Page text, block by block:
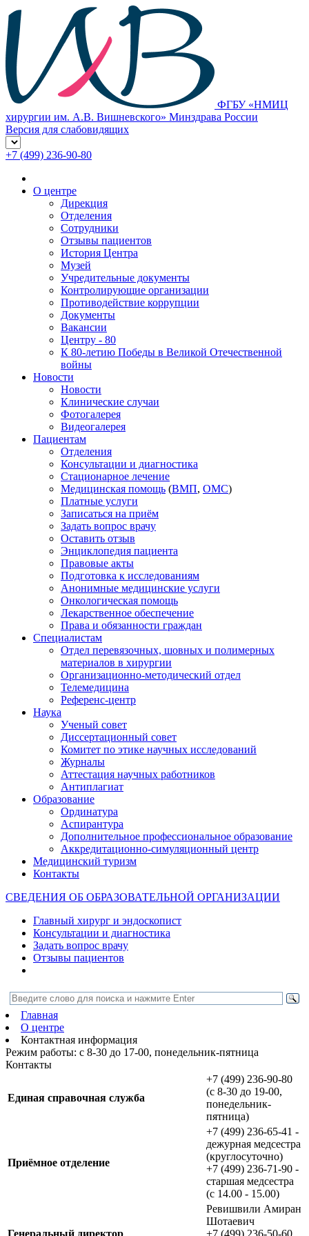
ФГБУ «НМИЦ
хирургии им. А.В. Вишневского» Минздрава России
Версия для слабовидящих
+7 (499) 236-90-80
О центре
Дирекция
Отделения
Сотрудники
Отзывы пациентов
История Центра
Музей
Учредительные документы
Контролирующие организации
Противодействие коррупции
Документы
Вакансии
Центру - 80
К 80-летию Победы в Великой Отечественной
войны
Новости
Новости
Клинические случаи
Фотогалерея
Видеогалерея
Пациентам
Отделения
Консультации и диагностика
Стационарное лечение
Медицинская помощь (ВМП, ОМС)
Платные услуги
Записаться на приём
Задать вопрос врачу
Оставить отзыв
Энциклопедия пациента
Правовые акты
Подготовка к исследованиям
Анонимные медицинские услуги
Онкологическая помощь
Лекарственное обеспечение
Права и обязанности граждан
Специалистам
Отдел перевязочных, шовных и полимерных
материалов в хирургии
Организационно-методический отдел
Телемедицина
Референс-центр
Наука
Ученый совет
Диссертационный совет
Комитет по этике научных исследований
Журналы
Аттестация научных работников
Антиплагиат
Образование
Ординатура
Аспирантура
Дополнительное профессиональное образование
Аккредитационно-симуляционный центр
Медицинский туризм
Контакты
СВЕДЕНИЯ ОБ ОБРАЗОВАТЕЛЬНОЙ ОРГАНИЗАЦИИ
Главный хирург и эндоскопист
Консультации и диагностика
Задать вопрос врачу
Отзывы пациентов
Главная
О центре
Контактная информация
Режим работы: с 8-30 до 17-00, понедельник-пятница
Контакты
Единая справочная служба
+7 (499) 236-90-80
(с 8-30 до 19-00,
понедельник-
пятница)
Приёмное отделение
+7 (499) 236-65-41 -
дежурная медсестра
(круглосуточно)
+7 (499) 236-71-90 -
старшая медсестра
(с 14.00 - 15.00)
Генеральный директор
Ревишвили Амиран
Шотаевич
+7 (499) 236-50-60